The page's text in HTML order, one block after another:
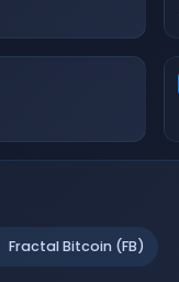
Fractal Bitcoin (FB)